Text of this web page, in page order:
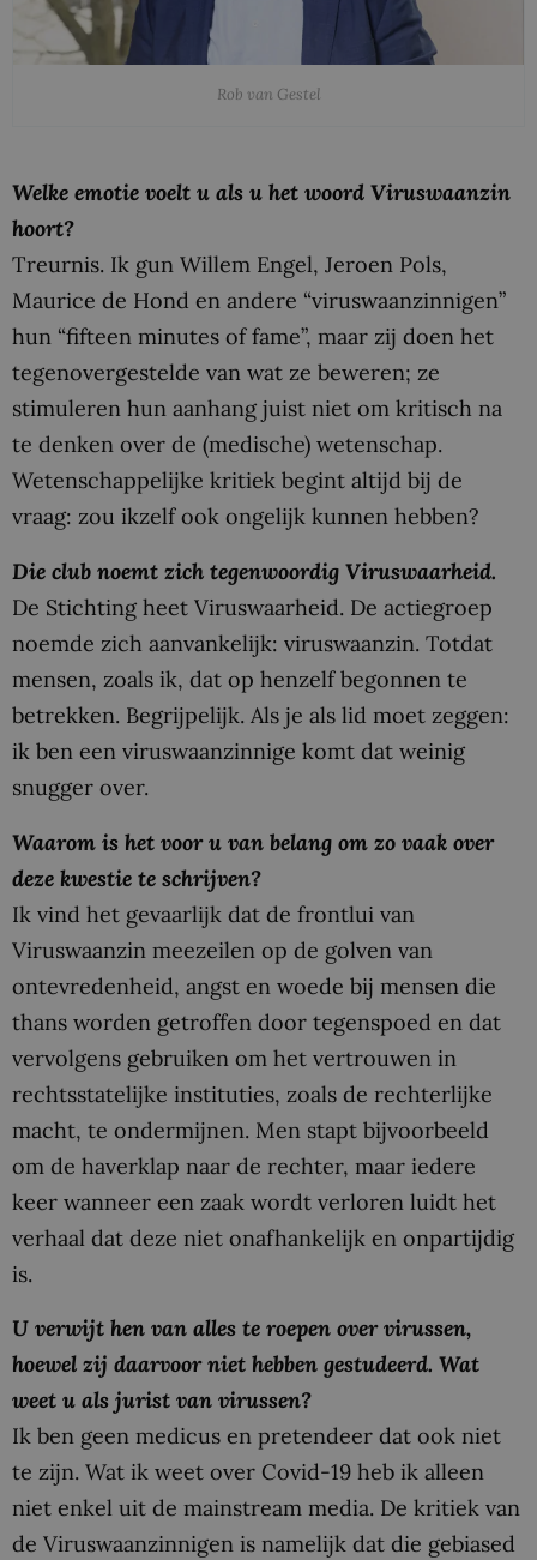
Rob van Gestel
Welke emotie voelt u als u het woord Viruswaanzin
hoort?
Treurnis. Ik gun Willem Engel, Jeroen Pols,
Maurice de Hond en andere “viruswaanzinnigen”
hun “fifteen minutes of fame”, maar zij doen het
tegenovergestelde van wat ze beweren; ze
stimuleren hun aanhang juist niet om kritisch na
te denken over de (medische) wetenschap.
Wetenschappelijke kritiek begint altijd bij de
vraag: zou ikzelf ook ongelijk kunnen hebben?
Die club noemt zich tegenwoordig Viruswaarheid.
De Stichting heet Viruswaarheid. De actiegroep
noemde zich aanvankelijk: viruswaanzin. Totdat
mensen, zoals ik, dat op henzelf begonnen te
betrekken. Begrijpelijk. Als je als lid moet zeggen:
ik ben een viruswaanzinnige komt dat weinig
snugger over.
Waarom is het voor u van belang om zo vaak over
deze kwestie te schrijven?
Ik vind het gevaarlijk dat de frontlui van
Viruswaanzin meezeilen op de golven van
ontevredenheid, angst en woede bij mensen die
thans worden getroffen door tegenspoed en dat
vervolgens gebruiken om het vertrouwen in
rechtsstatelijke instituties, zoals de rechterlijke
macht, te ondermijnen. Men stapt bijvoorbeeld
om de haverklap naar de rechter, maar iedere
keer wanneer een zaak wordt verloren luidt het
verhaal dat deze niet onafhankelijk en onpartijdig
is.
U verwijt hen van alles te roepen over virussen,
hoewel zij daarvoor niet hebben gestudeerd. Wat
weet u als jurist van virussen?
Ik ben geen medicus en pretendeer dat ook niet
te zijn. Wat ik weet over Covid-19 heb ik alleen
niet enkel uit de mainstream media. De kritiek van
de Viruswaanzinnigen is namelijk dat die gebiased